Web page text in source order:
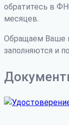
обратитесь в
месяцев.
Обращаем Ваше
заполняются и